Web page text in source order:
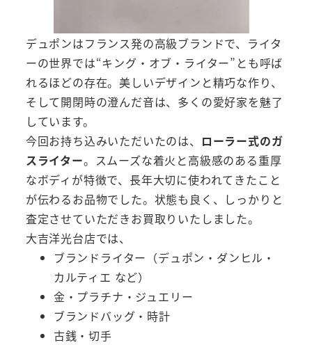
デュポンはフランス発の高級ブランドで、ライタ
ーの世界では“キング・オブ・ライター”とも呼ば
れるほどの存在。美しいデザインと精巧な作り、
そして開閉時の澄んだ音は、多くの愛好家を魅了
しています。
今回お持ち込みいただいたのは、 ローラー式のガ
スライター。スムーズな着火と高級感のある重厚
なボディが特徴で、長年大切に使われてきたこと
が伝わるお品物でした。状態も良く、しっかりと
査定させていただきお買取りいたしました。
大吉洋光台店では、
ブランドライター（デュポン・ダンヒル・
カルティエ など）
金・プラチナ・ジュエリー
ブランドバッグ・時計
古銭・切手